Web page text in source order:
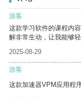
游客
这款学习软件的课程内
解非常生动，让我能够轻
2025-08-29
游客
这款加速器VPM应用程